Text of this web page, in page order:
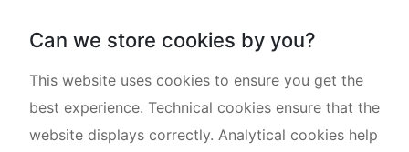
Can we store cookies by you?
This website uses cookies to ensure you get the
best experience. Technical cookies ensure that the
website displays correctly. Analytical cookies help